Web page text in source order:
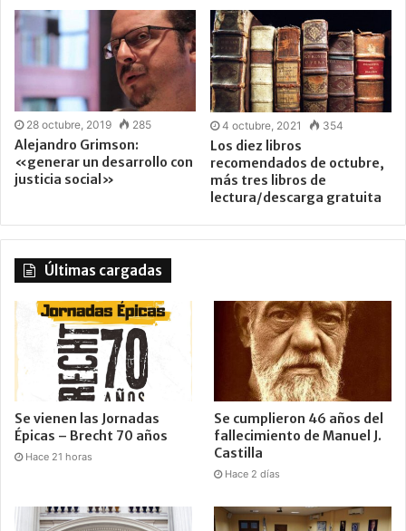
28 octubre, 2019 285
Alejandro Grimson:
«generar un desarrollo con
justicia social»
4 octubre, 2021 354
Los diez libros
recomendados de octubre,
más tres libros de
lectura/descarga gratuita
Últimas cargadas
Se vienen las Jornadas
Épicas – Brecht 70 años
Hace 21 horas
Se cumplieron 46 años del
fallecimiento de Manuel J.
Castilla
Hace 2 días